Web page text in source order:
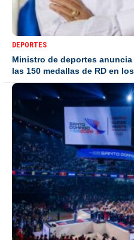
DEPORTES
Ministro de deportes
las 150 medallas de RD en